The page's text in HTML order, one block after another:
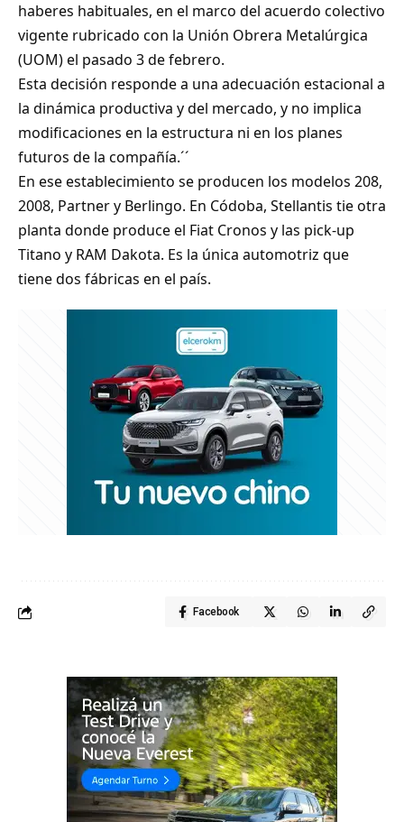
haberes habituales, en el marco del acuerdo colectivo
vigente rubricado con la Unión Obrera Metalúrgica
(UOM) el pasado 3 de febrero.
Esta decisión responde a una adecuación estacional a
la dinámica productiva y del mercado, y no implica
modificaciones en la estructura ni en los planes
futuros de la compañía.´´
En ese establecimiento se producen los modelos 208,
2008, Partner y Berlingo. En Códoba, Stellantis tie otra
planta donde produce el Fiat Cronos y las pick-up
Titano y RAM Dakota. Es la única automotriz que
tiene dos fábricas en el país.
Facebook